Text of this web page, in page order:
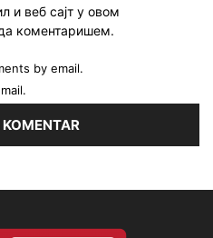
и веб сајт у овом
коментаришем.
by email.